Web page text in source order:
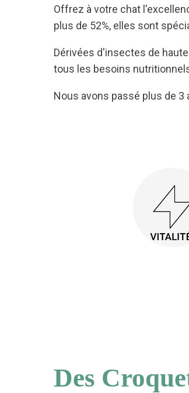
Offrez à votre chat
plus de 52%, elles sont
Dérivées d'insectes de
tous les besoins
Nous avons passé plus de
Des